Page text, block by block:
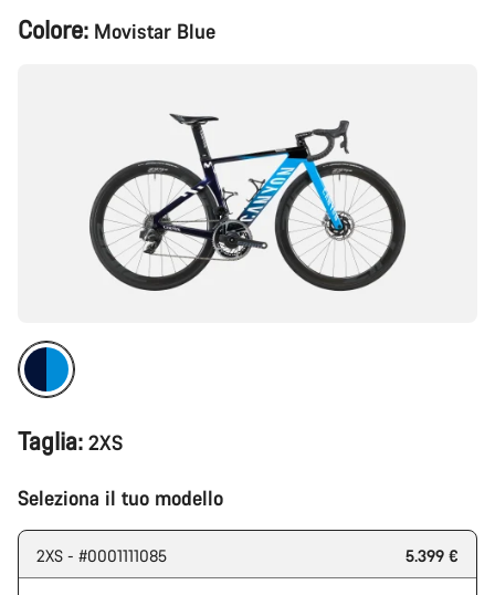
Configurazione
del
Colore: Movistar Blue
Taglia: 2XS
Seleziona il tuo modello
2XS - #0001111085 5.399 €